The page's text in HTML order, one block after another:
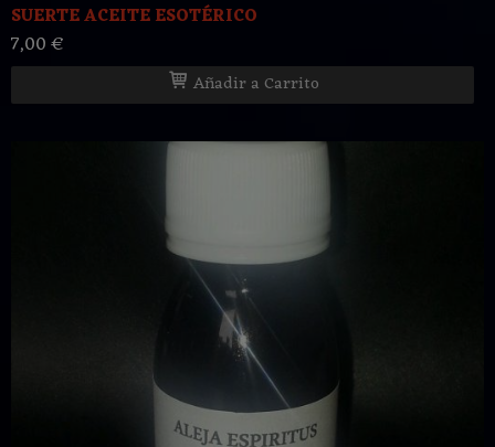
SUERTE ACEITE ESOTÉRICO
7,00 €
Añadir a Carrito